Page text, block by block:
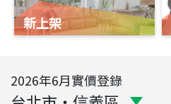
新上架
2026年6月實價登錄